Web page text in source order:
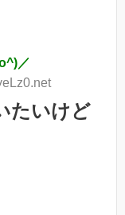
／
たいけど